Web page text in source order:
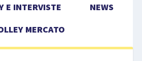
E INTERVISTE
NEWS
MERCATO